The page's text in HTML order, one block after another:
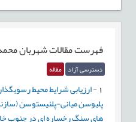
فهرست مقالاتشهربان
دسترسی آزاد مقاله
-ارزیابی شرایط محیط
پلیوسن میانی-پلئیستوسن
های سنگ رخساره ای در جنوب